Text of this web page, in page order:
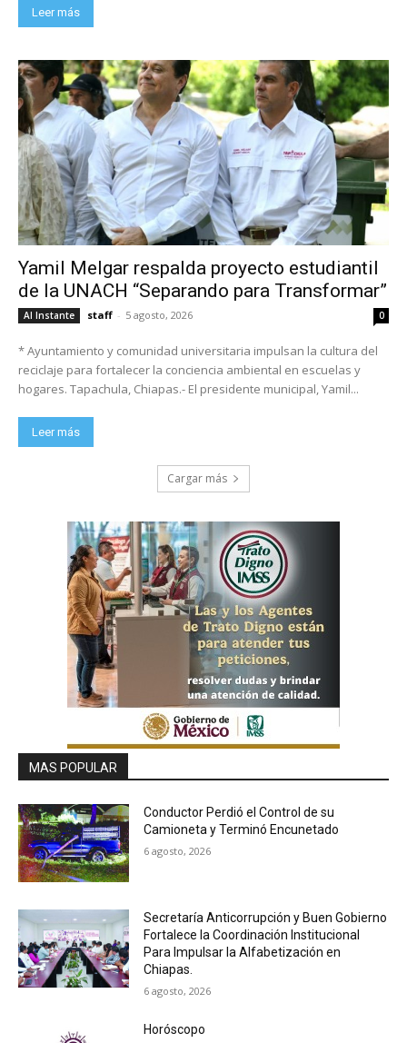
Leer más
Yamil Melgar respalda proyecto estudiantil
de la UNACH “Separando para Transformar”
Al Instante staff - 5 agosto, 2026 0
* Ayuntamiento y comunidad universitaria impulsan la cultura del
reciclaje para fortalecer la conciencia ambiental en escuelas y
hogares. Tapachula, Chiapas.- El presidente municipal, Yamil...
Leer más
Cargar más
MAS POPULAR
Conductor Perdió el Control de su
Camioneta y Terminó Encunetado
6 agosto, 2026
Secretaría Anticorrupción y Buen Gobierno
Fortalece la Coordinación Institucional
Para Impulsar la Alfabetización en
Chiapas.
6 agosto, 2026
Horóscopo